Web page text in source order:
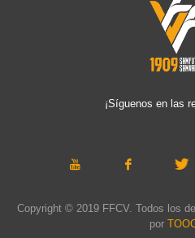
¡Síguenos en las
Copyright © 2019 FFCV. Todos los
por